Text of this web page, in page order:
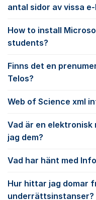
antal sidor av vissa
How to install
students?
Finns det en
Telos?
Web of Science xml
Vad är en
jag dem?
Vad har hänt med
Hur hittar jag domar
underrättsinstanser?